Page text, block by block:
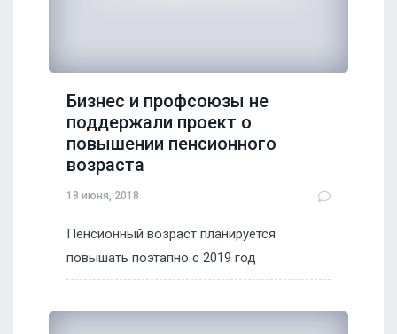
Бизнес и профсоюзы не
поддержали проект о
повышении пенсионного
возраста
18 июня, 2018
Пенсионный возраст планируется
повышать поэтапно с 2019 год